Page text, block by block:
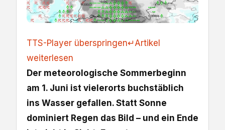
TTS-Player überspringen↵Artikel
weiterlesen
Der meteorologische Sommerbeginn
am 1. Juni ist vielerorts buchstäblich
ins Wasser gefallen. Statt Sonne
dominiert Regen das Bild – und ein Ende